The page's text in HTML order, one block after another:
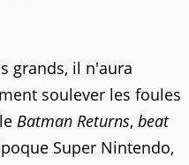
grands, il n'aura
soulever les foules
Batman Returns, beat
Super Nintendo,